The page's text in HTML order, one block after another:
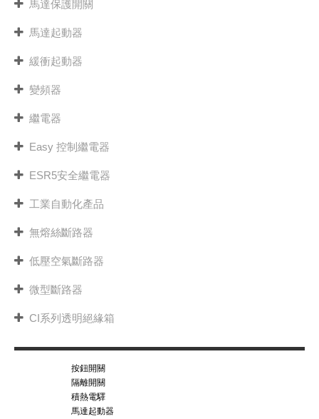
馬達保護開關
馬達起動器
緩衝起動器
變頻器
繼電器
Easy 控制繼電器
ESR5安全繼電器
工業自動化產品
無熔絲斷路器
低壓空氣斷路器
微型斷路器
CI系列透明絕緣箱
按鈕開關
隔離開關
積熱電驛
馬達起動器